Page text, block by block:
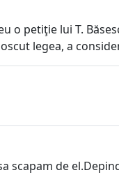
o petiţie lui T.
legea, a
scapam de